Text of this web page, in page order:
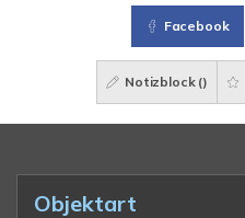
Facebook
Notizblock ()
Objektart